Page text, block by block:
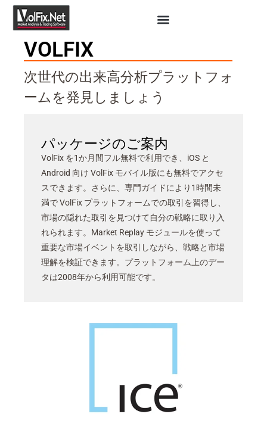
VOLFIX
次世代の出来高分析プラットフォ
ームを発見しましょう
パッケージのご案内
VolFix を1か月間フル無料で利用でき、iOS と
Android 向け VolFix モバイル版にも無料でアクセ
スできます。さらに、専門ガイドにより1時間未
満で VolFix プラットフォームでの取引を習得し、
市場の隠れた取引を見つけて自分の戦略に取り入
れられます。Market Replay モジュールを使って
重要な市場イベントを取引しながら、戦略と市場
理解を検証できます。プラットフォーム上のデー
タは2008年から利用可能です。